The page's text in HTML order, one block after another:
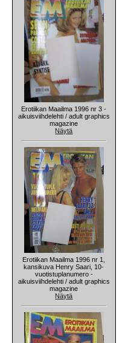
Erotiikan Maailma 1996 nr 3 -
aikuisviihdelehti / adult graphics
magazine
Näytä
Erotiikan Maailma 1996 nr 1,
kansikuva Henry Saari, 10-
vuotistuplanumero -
aikuisviihdelehti / adult graphics
magazine
Näytä